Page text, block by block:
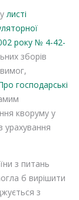
листі
року № 4-42-
зборів
господарські
кворуму у
урахування
з питань
б вирішити
з